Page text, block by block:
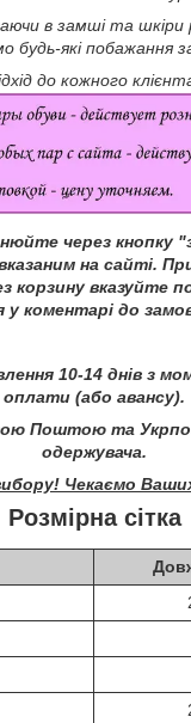
в замші та шкіри
будь-які побажання
до кожного
через кнопку
на сайті.
корзину вказуйте
у коментарі до
10-14 днів з
оплати (або авансу).
Поштою та
одержувача.
Чекаємо
Розмірна сітка